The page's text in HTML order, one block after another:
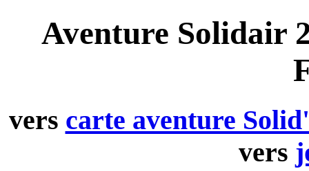
Aventure Solidair
vers carte aventure
vers